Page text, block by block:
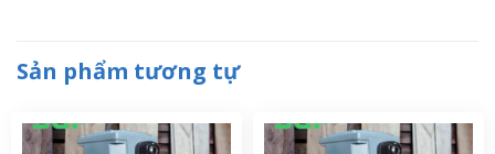
Sản phẩm tương tự